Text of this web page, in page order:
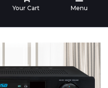
Your Cart Menu